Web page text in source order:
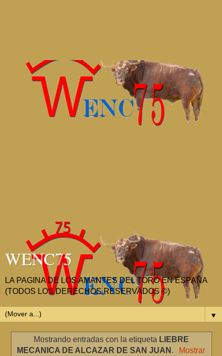
WENC75
LA PAGINA DE LOS AMANTES DEL TORO EN ESPAÑA
(TODOS LOS DERECHOS RESERVADOS ©)
▼
Mostrando entradas con la etiqueta LIEBRE
MECANICA DE ALCAZAR DE SAN JUAN .
Mostrar